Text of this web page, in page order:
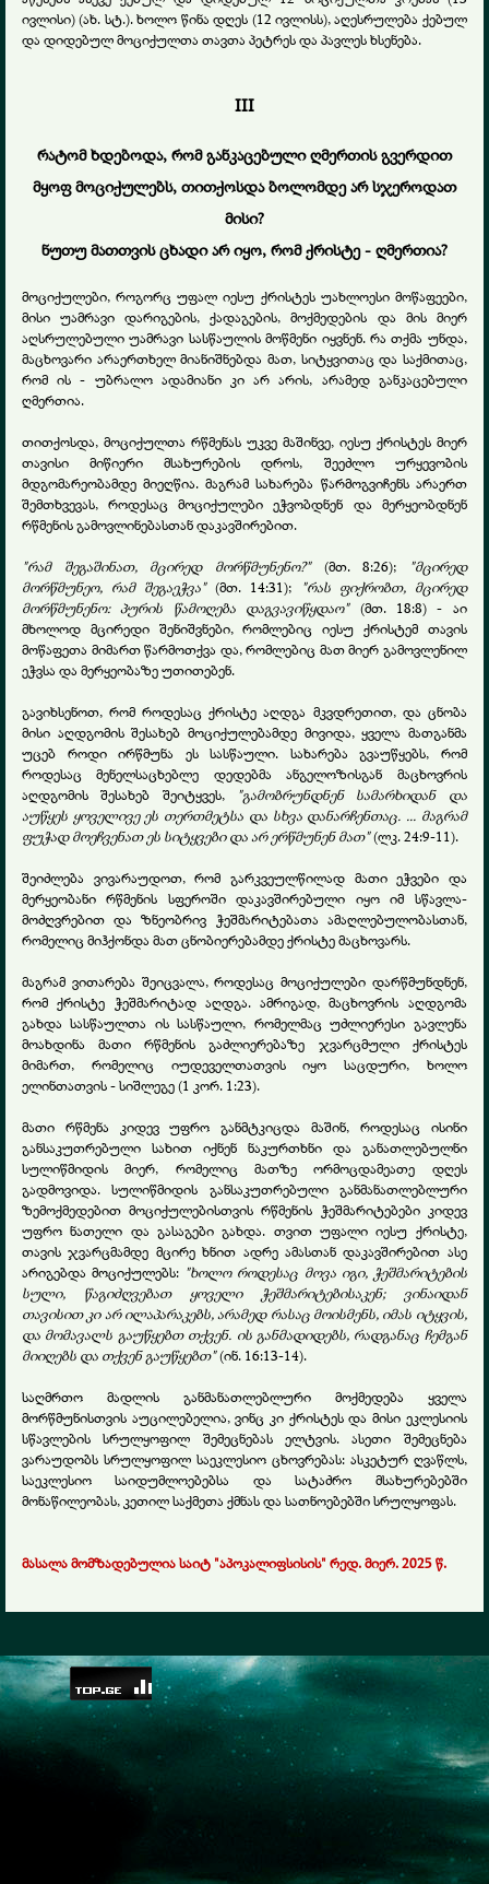
ივლისი) (ახ. სტ.). ხოლო წინა დღეს (12 ივლისს), აღესრულება ქებულ
და დიდებულ მოციქულთა თავთა პეტრეს და პავლეს ხსენება.
III
რატომ ხდებოდა, რომ განკაცებული ღმერთის გვერდით
მყოფ მოციქულებს, თითქოსდა ბოლომდე არ სჯეროდათ
მისი?
ნუთუ მათთვის ცხადი არ იყო, რომ ქრისტე - ღმერთია?
მოციქულები, როგორც უფალ იესუ ქრისტეს უახლოესი მოწაფეები,
მისი უამრავი დარიგების, ქადაგების, მოქმედების და მის მიერ
აღსრულებული უამრავი სასწაულის მოწმენი იყვნენ. რა თქმა უნდა,
მაცხოვარი არაერთხელ მიანიშნებდა მათ, სიტყვითაც და საქმითაც,
რომ ის - უბრალო ადამიანი კი არ არის, არამედ განკაცებული
ღმერთია.
თითქოსდა, მოციქულთა რწმენას უკვე მაშინვე, იესუ ქრისტეს მიერ
თავისი მიწიერი მსახურების დროს, შეეძლო ურყევობის
მდგომარეობამდე მიეღწია. მაგრამ სახარება წარმოგვიჩენს არაერთ
შემთხვევას, როდესაც მოციქულები ეჭვობდნენ და მერყეობდნენ
რწმენის გამოვლინებასთან დაკავშირებით.
"რამ შეგაშინათ, მცირედ მორწმუნენო?" (მთ. 8:26);
"მცირედ
მორწმუნეო, რამ შეგაეჭვა"(მთ. 14:31);
"რას ფიქრობთ, მცირედ
მორწმუნენო: პურის წამოღება დაგვავიწყდაო" (მთ. 18:8) - აი
მხოლოდ მცირედი შენიშვნები, რომლებიც იესუ ქრისტემ თავის
მოწაფეთა მიმართ წარმოთქვა და, რომლებიც მათ მიერ გამოვლენილ
ეჭვსა და მერყეობაზე უთითებენ.
გავიხსენოთ, რომ როდესაც ქრისტე აღდგა მკვდრეთით, და ცნობა
მისი აღდგომის შესახებ მოციქულებამდე მივიდა, ყველა მათგანმა
უცებ როდი ირწმუნა ეს სასწაული. სახარება გვაუწყებს, რომ
როდესაც მენელსაცხებლე დედებმა ანგელოზისგან მაცხოვრის
აღდგომის შესახებ შეიტყვეს,
"გამობრუნდნენ სამარხიდან და
აუწყეს ყოველივე ეს თერთმეტსა და სხვა დანარჩენთაც. ... მაგრამ
ფუჭად მოეჩვენათ ეს სიტყვები და არ ერწმუნენ მათ"(ლკ. 24:9-11).
შეიძლება ვივარაუდოთ, რომ გარკვეულწილად მათი ეჭვები და
მერყეობანი რწმენის სფეროში დაკავშირებული იყო იმ სწავლა-
მოძღვრებით და ზნეობრივ ჭეშმარიტებათა ამაღლებულობასთან,
რომელიც მიჰქონდა მათ ცნობიერებამდე ქრისტე მაცხოვარს.
მაგრამ ვითარება შეიცვალა, როდესაც მოციქულები დარწმუნდნენ,
რომ ქრისტე ჭეშმარიტად აღდგა. ამრიგად, მაცხოვრის აღდგომა
გახდა სასწაულთა ის სასწაული, რომელმაც უძლიერესი გავლენა
მოახდინა მათი რწმენის გაძლიერებაზე ჯვარცმული ქრისტეს
მიმართ, რომელიც იუდეველთათვის იყო საცდური, ხოლო
ელინთათვის - სიშლეგე (1 კორ. 1:23).
მათი რწმენა კიდევ უფრო განმტკიცდა მაშინ, როდესაც ისინი
განსაკუთრებული სახით იქნენ ნაკურთხნი და განათლებულნი
სულიწმიდის მიერ, რომელიც მათზე ორმოცდამეათე დღეს
გადმოვიდა. სულიწმიდის განსაკუთრებული განმანათლებლური
ზემოქმედებით მოციქულებისთვის რწმენის ჭეშმარიტებები კიდევ
უფრო ნათელი და გასაგები გახდა. თვით უფალი იესუ ქრისტე,
თავის ჯვარცმამდე მცირე ხნით ადრე ამასთან დაკავშირებით ასე
არიგებდა მოციქულებს: "ხოლო როდესაც მოვა იგი, ჭეშმარიტების
სული, წაგიძღვებათ ყოველი ჭეშმარიტებისაკენ; ვინაიდან
თავისით კი არ ილაპარაკებს, არამედ რასაც მოისმენს, იმას იტყვის,
და მომავალს გაუწყებთ თქვენ. ის განმადიდებს, რადგანაც ჩემგან
მიიღებს და თქვენ გაუწყებთ"(ინ. 16:13-14).
საღმრთო მადლის განმანათლებლური მოქმედება ყველა
მორწმუნისთვის აუცილებელია, ვინც კი ქრისტეს და მისი ეკლესიის
სწავლების სრულყოფილ შემეცნებას ელტვის. ასეთი შემეცნება
ვარაუდობს სრულყოფილ საეკლესიო ცხოვრებას: ასკეტურ ღვაწლს,
საეკლესიო საიდუმლოებებსა და სატაძრო მსახურებებში
მონაწილეობას, კეთილ საქმეთა ქმნას და სათნოებებში სრულყოფას.
მასალა მომზადებულია საიტ "აპოკალიფსისის" რედ. მიერ. 2025წ.